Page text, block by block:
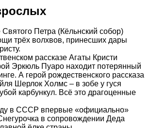
Петра (Кёльнский собор)
трёх волхвов, принесших дары
рассказе Агаты Кристи
Эркюль Пуаро находит потерянный
А герой рождественского рассказа
Шерлок Холмс – в зобе у гуся
карбункул. Всё это драгоценные
в СССР впервые «официально»
в сопровождении Деда